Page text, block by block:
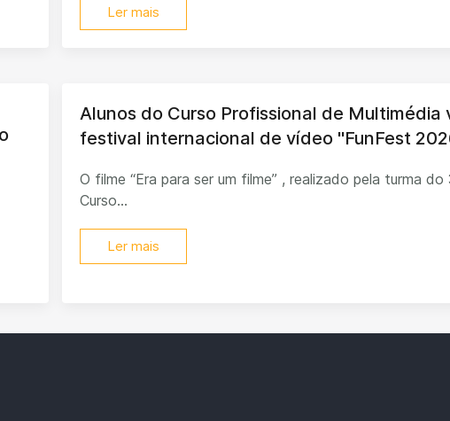
Ler mais
Alunos do Curso Profissional de Multimédia
festival internacional de vídeo "FunFest
O filme “Era para ser um filme” , realizado pela turma do
Curso...
Ler mais